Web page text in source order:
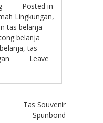
Posted in
Lingkungan,
tas belanja
belanja
,tas
Leave
Tas Souvenir
Spunbond